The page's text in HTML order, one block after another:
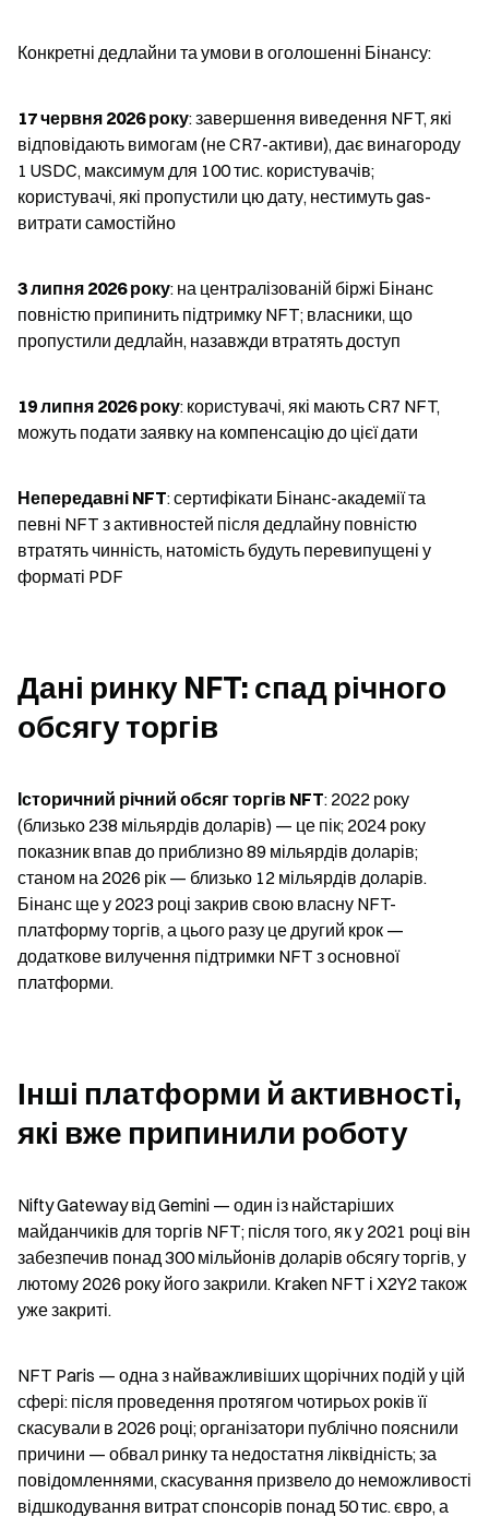
Конкретні дедлайни та умови в оголошенні Бінансу:
17 червня 2026 року: завершення виведення NFT, які
відповідають вимогам (не CR7-активи), дає винагороду
1 USDC, максимум для 100 тис. користувачів;
користувачі, які пропустили цю дату, нестимуть gas-
витрати самостійно
3 липня 2026 року: на централізованій біржі Бінанс
повністю припинить підтримку NFT; власники, що
пропустили дедлайн, назавжди втратять доступ
19 липня 2026 року: користувачі, які мають CR7 NFT,
можуть подати заявку на компенсацію до цієї дати
Непередавні NFT: сертифікати Бінанс-академії та
певні NFT з активностей після дедлайну повністю
втратять чинність, натомість будуть перевипущені у
форматі PDF
Дані ринку NFT: спад річного
обсягу торгів
Історичний річний обсяг торгів NFT: 2022 року
(близько 238 мільярдів доларів) — це пік; 2024 року
показник впав до приблизно 89 мільярдів доларів;
станом на 2026 рік — близько 12 мільярдів доларів.
Бінанс ще у 2023 році закрив свою власну NFT-
платформу торгів, а цього разу це другий крок —
додаткове вилучення підтримки NFT з основної
платформи.
Інші платформи й активності,
які вже припинили роботу
Nifty Gateway від Gemini — один із найстаріших
майданчиків для торгів NFT; після того, як у 2021 році він
забезпечив понад 300 мільйонів доларів обсягу торгів, у
лютому 2026 року його закрили. Kraken NFT і X2Y2 також
уже закриті.
NFT Paris — одна з найважливіших щорічних подій у цій
сфері: після проведення протягом чотирьох років її
скасували в 2026 році; організатори публічно пояснили
причини — обвал ринку та недостатня ліквідність; за
повідомленнями, скасування призвело до неможливості
відшкодування витрат спонсорів понад 50 тис. євро, а